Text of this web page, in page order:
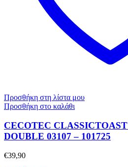
Προσθήκη στη λίστα μου
Προσθήκη στο καλάθι
CECOTEC
DOUBLE 03107 – 101725
€39,90